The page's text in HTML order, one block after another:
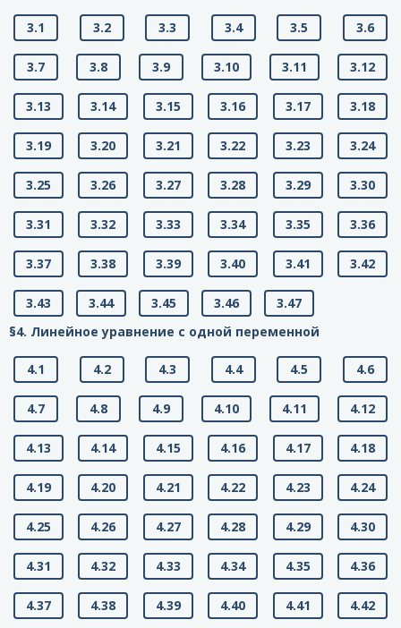
3.1 3.2 3.3 3.4 3.5 3.6
3.7 3.8 3.9 3.10 3.11 3.12
3.13 3.14 3.15 3.16 3.17 3.18
3.19 3.20 3.21 3.22 3.23 3.24
3.25 3.26 3.27 3.28 3.29 3.30
3.31 3.32 3.33 3.34 3.35 3.36
3.37 3.38 3.39 3.40 3.41 3.42
3.43 3.44 3.45 3.46
3.47
§4. Линейное уравнение с одной переменной
4.1 4.2 4.3 4.4 4.5 4.6
4.7 4.8 4.9 4.10 4.11 4.12
4.13 4.14 4.15 4.16 4.17 4.18
4.19 4.20 4.21 4.22 4.23 4.24
4.25 4.26 4.27 4.28 4.29 4.30
4.31 4.32 4.33 4.34 4.35 4.36
4.37 4.38 4.39 4.40 4.41 4.42